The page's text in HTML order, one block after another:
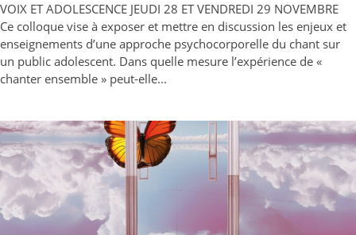
VOIX ET ADOLESCENCE JEUDI 28 ET VENDREDI 29 NOVEMBRE
Ce colloque vise à exposer et mettre en discussion les enjeux et
enseignements d’une approche psychocorporelle du chant sur
un public adolescent. Dans quelle mesure l’expérience de «
chanter ensemble » peut-elle...